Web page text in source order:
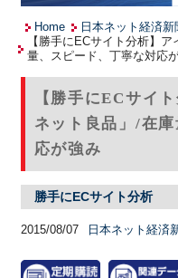
Home 日本ネット経済新
【勝手にECサイト分析】
量、スピード、丁寧な対応
【勝手にECサイ
ネット良品」/在
応が強み
勝手にECサイト分析
2015/08/07 日本ネット経済